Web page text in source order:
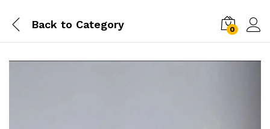
Back to Category 0